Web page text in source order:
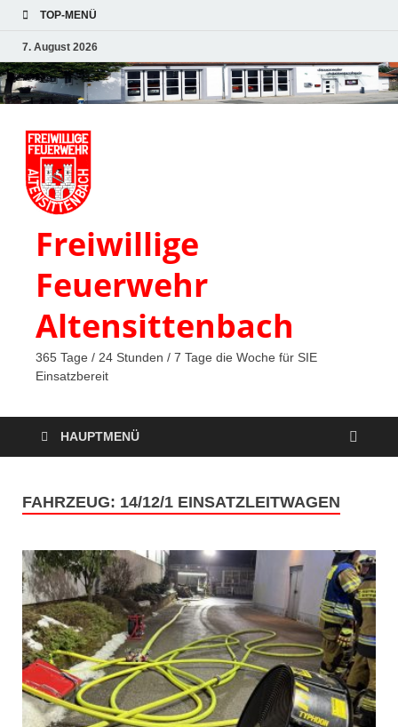
TOP-MENÜ
7. August 2026
Freiwillige
Feuerwehr
Altensittenbach
365 Tage / 24 Stunden / 7 Tage die Woche für SIE
Einsatzbereit
HAUPTMENÜ
FAHRZEUG: 14/12/1 EINSATZLEITWAGEN